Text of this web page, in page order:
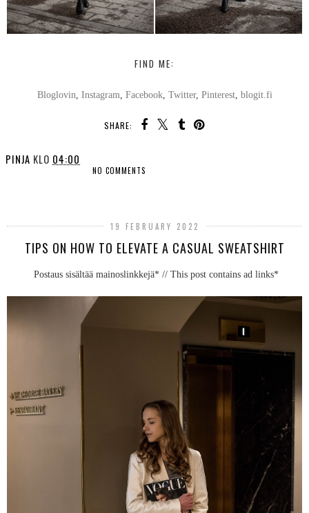
FIND ME:
Bloglovin, Instagram, Facebook, Twitter, Pinterest, blogit.fi
SHARE:
PINJA KLO 04:00
NO COMMENTS
19 FEBRUARY 2022
TIPS ON HOW TO ELEVATE A CASUAL SWEATSHIRT
Postaus sisältää mainoslinkkejä* // This post contains ad links*